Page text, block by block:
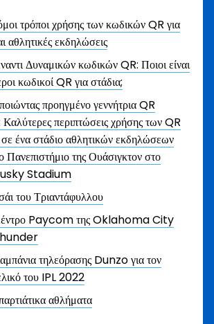
τρόποι χρήσης των κωδικών QR για
αθλητικές εκδηλώσεις
Δυναμικών κωδικών QR: Ποιοι είναι
κωδικοί QR για στάδια;
προηγμένο γεννήτρια QR
περιπτώσεις χρήσης των QR
ένα στάδιο αθλητικών εκδηλώσεων
Πανεπιστήμιο της Ουάσιγκτον στο
Stadium
του Τριαντάφυλλου
Paycom της Oklahoma City
τηλεόρασης Dunzo για τον
του IPL 2022
αθλήματα